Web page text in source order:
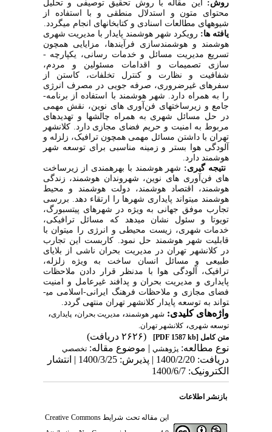
روش: این مقاله با روش تحقیق توصیفی و تحلیل
محتوای متون و استدلال منطقی و با استفاده از
شیوه­های مطالعات اسنادی و کتابخانه­ای انجام می­گردد.
یافته­ ها: رویکرد شهر هوشمند پایدار با مدیریت شهری
هوشمند و هوشمندسازی فرآیندها، مزایایی همچون
تسریع مدیریت مسائل و خدمات­ رسانی، یکپارچه ­
سازی تصمیمات و اقدامات مسئولین و مردم،
شفافیت و نظارت و کنترل تخلفات، کاستن از
سفرهای غیرضروری، صرفه­ جویی در مصرف انرژی
را به همراه دارد. شهر هوشمند با استفاده از برنامه­
جامع و زیرساخت­های فن‌آوری ­های نوین، نقش مهمی
در حل مسائل شهری به همراه چالش­ها و تهدیدهای
مربوط به امنیت و حریم فضای مجازی دارد. کلانشهر
تهران با داشتن مسائل مهمی همچون ترافیک، زلزله و
آلودگی هوا بستر و زمینه مناسبی برای توسعه شهر
هوشمند دارد.
نتیجه گیری: شهر هوشمند با بهره­مندی از زیرساخت
­های فن‌آوری­ های نوین، شهروندان هوشمند، زندگی
هوشمند، اقتصاد هوشمند، دولت هوشمند و محیط
هوشمند می­تواند پایداری شهرها را ارتقاء دهد. بررسی
تجارب موفق جهانی به­ ویژه در شهرهای پیتسبورگ،
تویوتا و سئول نشان می­دهد که مسائل ترافیکی،
خدمات شهری، زیست­ محیطی و انرژی را می­توان با
قابلیت شهر هوشمند حل نمود. کاربست این تجارب
در کلانشهر تهران در مدیریت بحران ناشی از بلایای
طبیعی و مسائل انسان ­ساخت به ­ویژه زلزله،
ترافیک، آلودگی هوا با مدنظر قرار دادن ملاحظات
پایداری و مدیریت بحران و پدافند غیرعامل و امنیت
فضای مجازی و ملاحظات فرهنگ ایرانی-اسلامی می­
تواند به توسعه پایدار کلانشهر تهران منتهی گردد.
واژه‌های کلیدی: شهر هوشمند، مدیریت بحران، پایداری،
توسعه شهری، کلانشهر تهران.
متن کامل[PDF 1587 kb]
(۲۶۲۶ دریافت)
نوع مطالعه: پژوهشي| موضوع مقاله: تخصصي
دریافت: 1400/2/20 | پذیرش: 1400/3/25 | انتشار
الکترونیک: 1400/6/7
بازنشر اطلاعات
این مقاله تحت شرایطCreative Commons